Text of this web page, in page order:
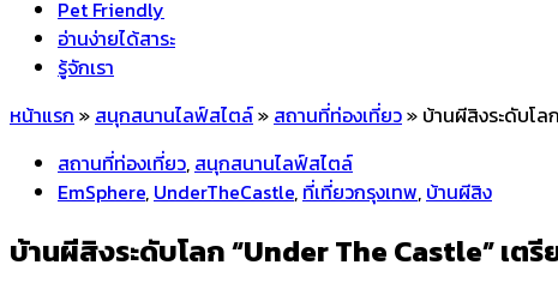
Pet Friendly
อ่านง่ายได้สาระ
รู้จักเรา
หน้าแรก » สนุกสนานไลฟ์สไตล์» สถานที่ท่องเที่ยว» บ้านผีสิงระดับโล
สถานที่ท่องเที่ยว, สนุกสนานไลฟ์สไตล์
EmSphere, UnderTheCastle, ที่เที่ยวกรุงเทพ, บ้านผีสิง
บ้านผีสิงระดับโลก “Under The Castle” เต